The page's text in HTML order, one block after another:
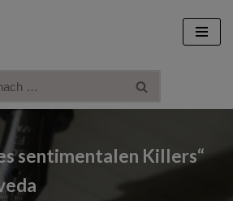
sentimentalen Killers“